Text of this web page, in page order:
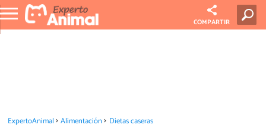
COMPARTIR
ExpertoAnimal Alimentación Dietas caseras